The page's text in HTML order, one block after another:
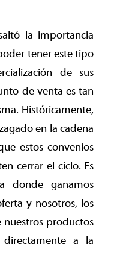
la importancia
tener este tipo
de sus
de venta es tan
Históricamente,
en la cadena
estos convenios
cerrar el ciclo. Es
donde ganamos
y nosotros, los
nuestros productos
a la